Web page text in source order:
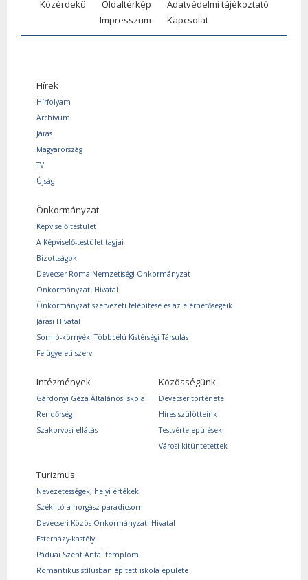
Közérdekű
Oldaltérkép
Adatvédelmi tájékoztató
Impresszum
Kapcsolat
Hírek
Hírfolyam
Archívum
Járás
Magyarország
TV
Újság
Önkormányzat
Képviselő testület
A Képviselő-testület tagjai
Bizottságok
Devecser Roma Nemzetiségi Önkormányzat
Önkormányzati Hivatal
Önkormányzat szervezeti felépítése és az elérhetőségeik
Járási Hivatal
Somló-környéki Többcélú Kistérségi Társulás
Felügyeleti szerv
Intézmények
Gárdonyi Géza Általános Iskola
Rendőrség
Szakorvosi ellátás
Közösségünk
Devecser története
Híres szülötteink
Testvértelepülések
Városi kitüntetettek
Turizmus
Nevezetességek, helyi értékek
Széki-tó a horgász paradicsom
Devecseri Közös Önkormányzati Hivatal
Esterházy-kastély
Páduai Szent Antal templom
Romantikus stílusban épített iskola épülete